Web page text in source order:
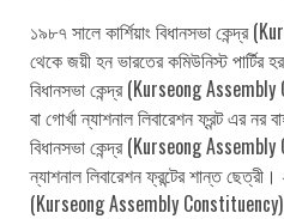
১৯৮৭ সালে কার্শিয়াং বিধানসভা
থেকে জয়ী হন ভারতের কমিউনিস্ট পার্টির
বিধানসভা কেন্দ্র (Kurseong
বা গোর্খা ন্যাশনাল লিবারেশন ফ্রন্ট এর নর
বিধানসভা কেন্দ্র (Kurseong
ন্যাশনাল লিবারেশন ফ্রন্টের শান্ত ছেত্রী।
(Kurseong Assembly Constituency)